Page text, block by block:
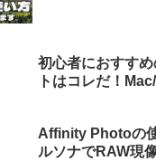
初心者におすす
トはコレだ！
Affinity Photoの
ルソナでRAW現